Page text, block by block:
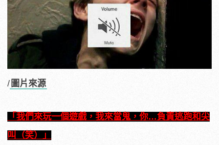
/ 圖片來源
「我們來玩一個遊戲，我來當鬼，你…負責逃跑和尖
叫（笑）」